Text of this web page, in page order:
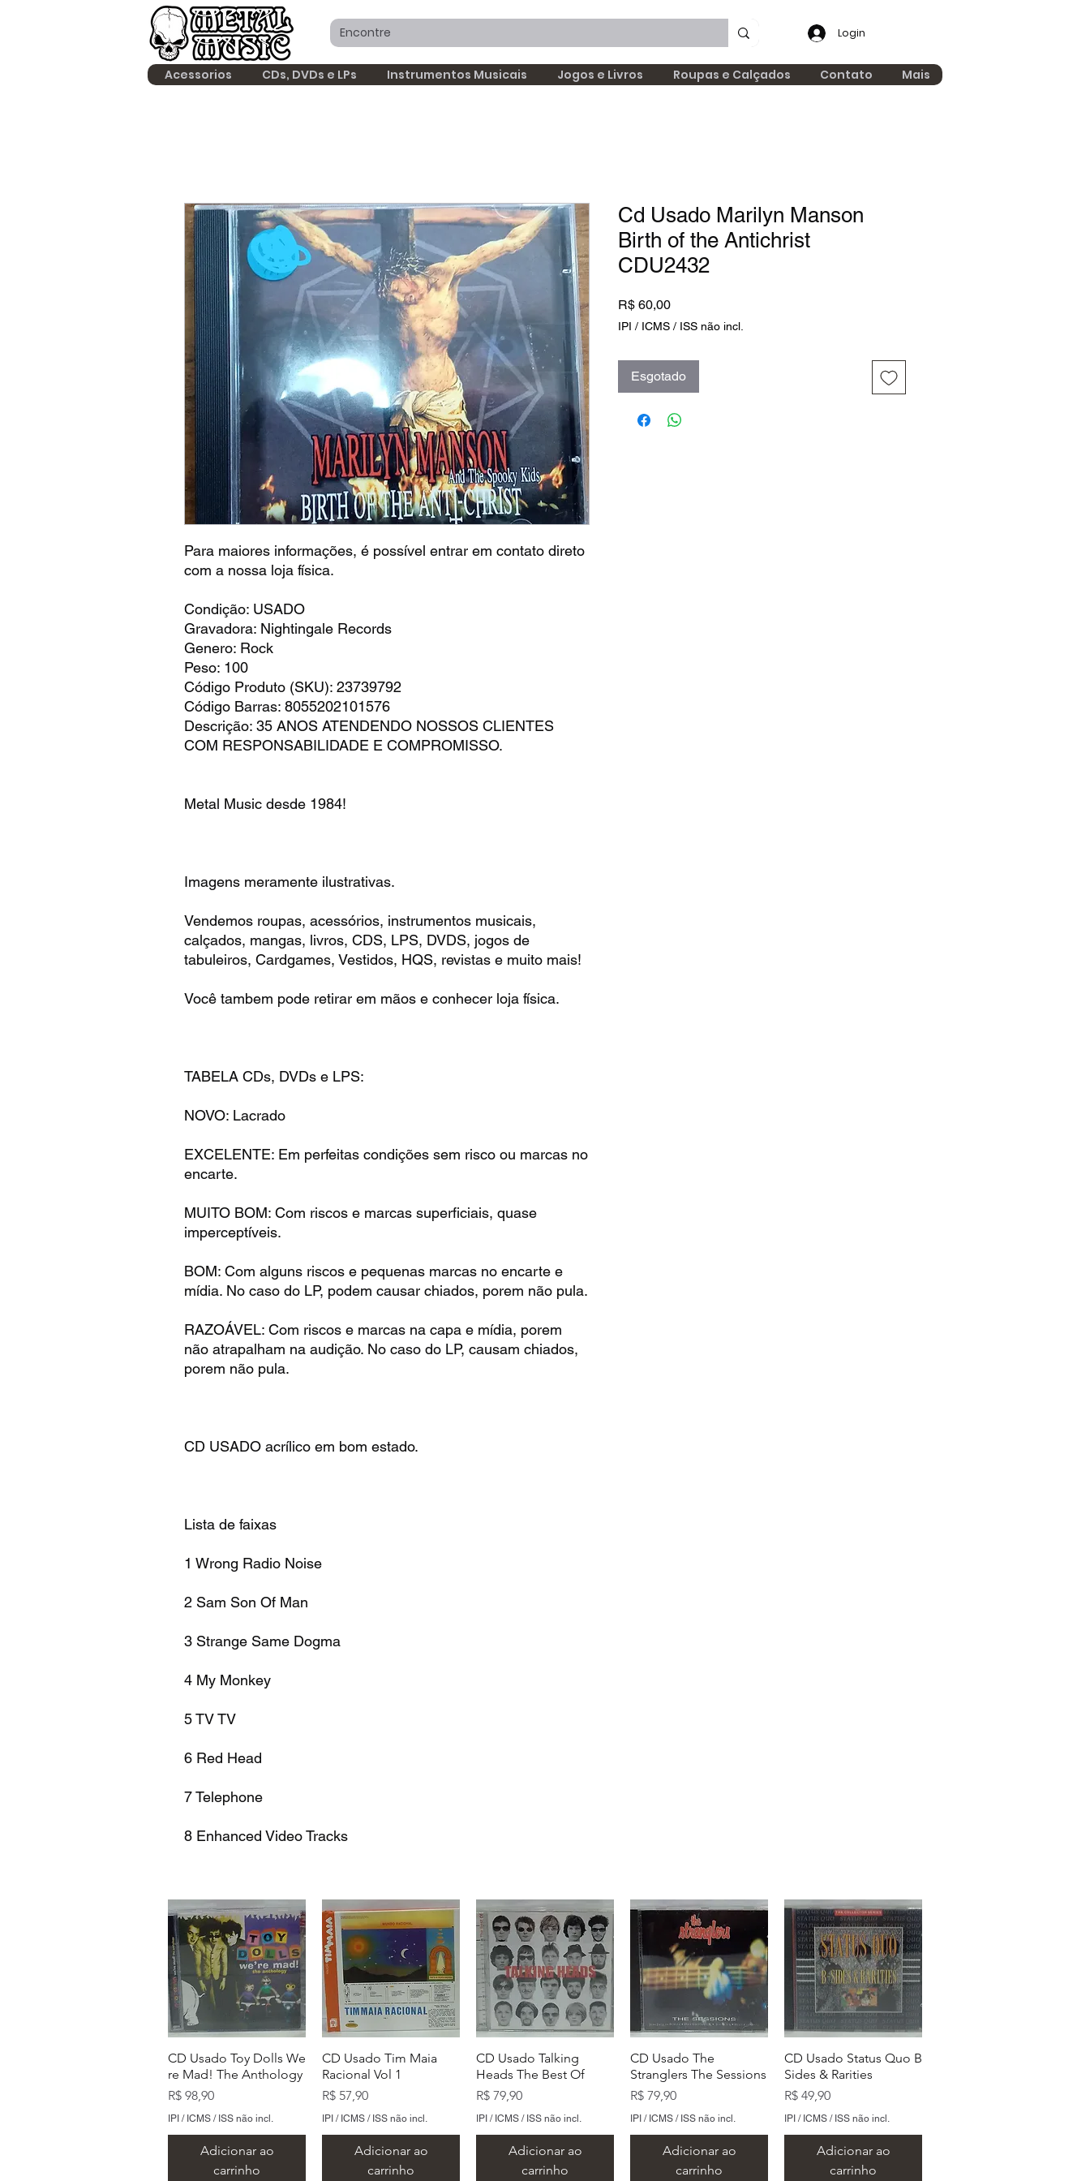
Login
Acessorios CDs, DVDs e LPs Instrumentos Musicais Jogos e Livros Roupas e Calçados Contato Mais
Para maiores informações, é possível entrar em contato direto
com a nossa loja física.
Condição: USADO
Gravadora: Nightingale Records
Genero: Rock
Peso: 100
Código Produto (SKU): 23739792
Código Barras: 8055202101576
Descrição: 35 ANOS ATENDENDO NOSSOS CLIENTES
COM RESPONSABILIDADE E COMPROMISSO.
Metal Music desde 1984!
Imagens meramente ilustrativas.
Vendemos roupas, acessórios, instrumentos musicais,
calçados, mangas, livros, CDS, LPS, DVDS, jogos de
tabuleiros, Cardgames, Vestidos, HQS, revistas e muito mais!
Você tambem pode retirar em mãos e conhecer loja física.
TABELA CDs, DVDs e LPS:
NOVO: Lacrado
EXCELENTE: Em perfeitas condições sem risco ou marcas no
encarte.
MUITO BOM: Com riscos e marcas superficiais, quase
imperceptíveis.
BOM: Com alguns riscos e pequenas marcas no encarte e
mídia. No caso do LP, podem causar chiados, porem não pula.
RAZOÁVEL: Com riscos e marcas na capa e mídia, porem
não atrapalham na audição. No caso do LP, causam chiados,
porem não pula.
CD USADO acrílico em bom estado.
Lista de faixas
1 Wrong Radio Noise
2 Sam Son Of Man
3 Strange Same Dogma
4 My Monkey
5 TV TV
6 Red Head
7 Telephone
8 Enhanced Video Tracks
Cd Usado Marilyn Manson
Birth of the Antichrist
CDU2432
R$ 60,00Preço
IPI / ICMS / ISS não incl.
Esgotado
CD Usado Toy Dolls We
re Mad! The Anthology
Preço
R$ 98,90
IPI / ICMS / ISS não incl.
Adicionar ao
carrinho
CD Usado Tim Maia
Racional Vol 1
Preço
R$ 57,90
IPI / ICMS / ISS não incl.
Adicionar ao
carrinho
CD Usado Talking
Heads The Best Of
Preço
R$ 79,90
IPI / ICMS / ISS não incl.
Adicionar ao
carrinho
CD Usado The
Stranglers The Sessions
Preço
R$ 79,90
IPI / ICMS / ISS não incl.
Adicionar ao
carrinho
CD Usado Status Quo B
Sides & Rarities
Preço
R$ 49,90
IPI / ICMS / ISS não incl.
Adicionar ao
carrinho